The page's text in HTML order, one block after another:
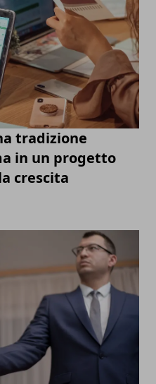
tradizione
in un progetto
crescita